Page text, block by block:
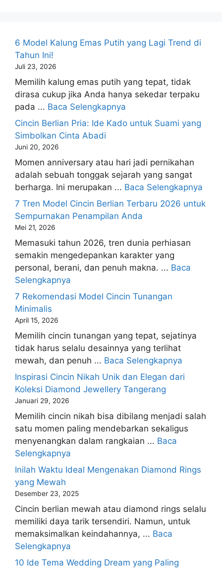
6 Model Kalung Emas Putih yang Lagi Trend di
Tahun Ini!
Juli 23, 2026
Memilih kalung emas putih yang tepat, tidak
dirasa cukup jika Anda hanya sekedar terpaku
pada ... Baca Selengkapnya
Cincin Berlian Pria: Ide Kado untuk Suami yang
Simbolkan Cinta Abadi
Juni 20, 2026
Momen anniversary atau hari jadi pernikahan
adalah sebuah tonggak sejarah yang sangat
berharga. Ini merupakan ... Baca Selengkapnya
7 Tren Model Cincin Berlian Terbaru 2026 untuk
Sempurnakan Penampilan Anda
Mei 21, 2026
Memasuki tahun 2026, tren dunia perhiasan
semakin mengedepankan karakter yang
personal, berani, dan penuh makna. ... Baca
Selengkapnya
7 Rekomendasi Model Cincin Tunangan
Minimalis
April 15, 2026
Memilih cincin tunangan yang tepat, sejatinya
tidak harus selalu desainnya yang terlihat
mewah, dan penuh ... Baca Selengkapnya
Inspirasi Cincin Nikah Unik dan Elegan dari
Koleksi Diamond Jewellery Tangerang
Januari 29, 2026
Memilih cincin nikah bisa dibilang menjadi salah
satu momen paling mendebarkan sekaligus
menyenangkan dalam rangkaian ... Baca
Selengkapnya
Inilah Waktu Ideal Mengenakan Diamond Rings
yang Mewah
Desember 23, 2025
Cincin berlian mewah atau diamond rings selalu
memiliki daya tarik tersendiri. Namun, untuk
memaksimalkan keindahannya, ... Baca
Selengkapnya
10 Ide Tema Wedding Dream yang Paling